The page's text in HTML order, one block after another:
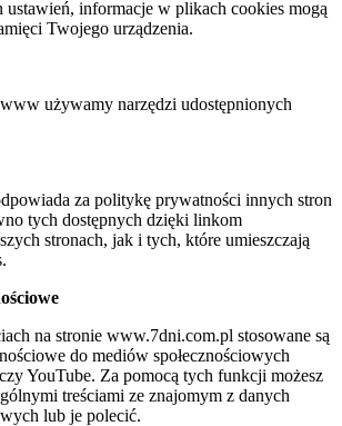
ustawień, informacje w plikach cookies mogą
Twojego urządzenia.
używamy narzędzi udostępnionych
za politykę prywatności innych stron
tych dostępnych dzięki linkom
stronach, jak i tych, które umieszczają
na stronie www.7dni.com.pl stosowane są
do mediów społecznościowych
YouTube. Za pomocą tych funkcji możesz
treściami ze znajomym z danych
lub je polecić.